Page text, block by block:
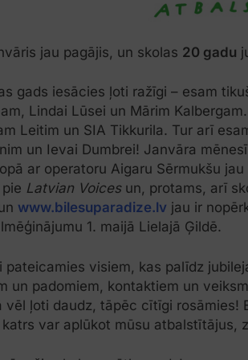
jau pagājis, un skolas 20 gadu
gads iesācies ļoti ražīgi – esam
Lindai Lūsei un Mārim
Leitim un SIA Tikkurila. Tur arī
un Ievai Dumbrei! Janvāra
ar operatoru Aigaru Sērmukšu
Latvian Voicesun, protams, arī
www.bilesuparadize.lv jau ir
1. maijā Lielajā Ģildē.
pateicamies visiem, kas palīdz
un padomiem, kontaktiem un
vēl ļoti daudz, tāpēc cītīgi rosāmies!
var aplūkot mūsu atbalstītājus,